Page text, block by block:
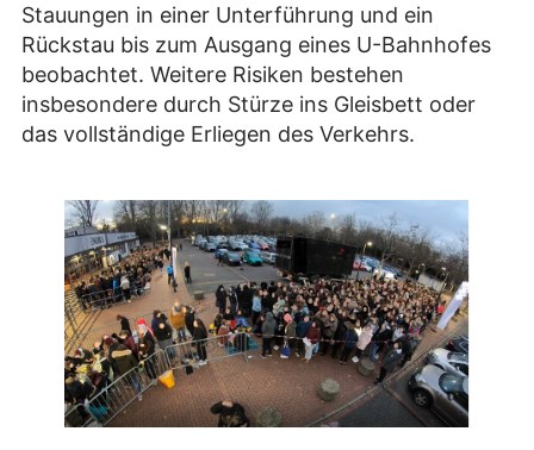
Stauungen in einer Unterführung und ein
Rückstau bis zum Ausgang eines U-Bahnhofes
beobachtet. Weitere Risiken bestehen
insbesondere durch Stürze ins Gleisbett oder
das vollständige Erliegen des Verkehrs.